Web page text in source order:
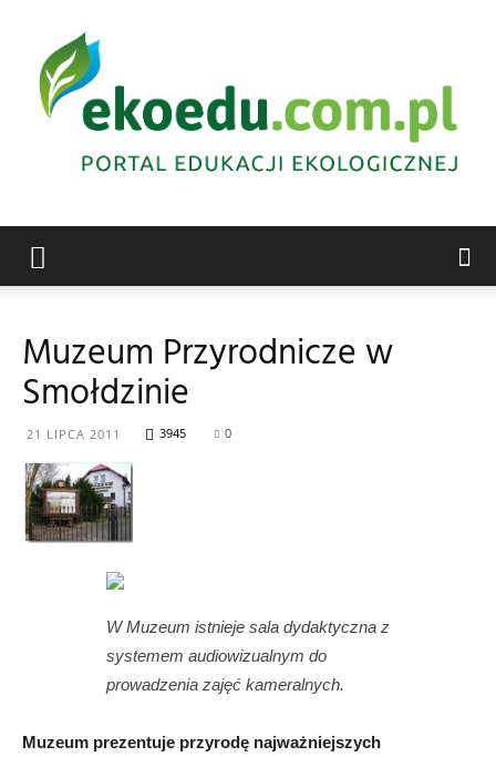
Muzeum Przyrodnicze w
Smołdzinie
21 LIPCA 2011 3945 0
W Muzeum istnieje sala dydaktyczna z
systemem audiowizualnym do
prowadzenia zajęć kameralnych.
Muzeum prezentuje przyrodę najważniejszych